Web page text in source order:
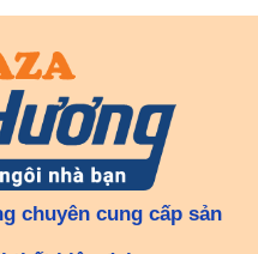
chuyên cung cấp sản